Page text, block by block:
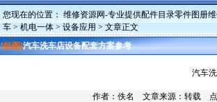
您现在的位置： 维修资源网-专业提供配件目录零件图册
车 > 机电一体 > 设备应用 > 文章正文
[组图]汽车洗车店设备配套方案参考
汽车
作者：佚名 文章来源：转载